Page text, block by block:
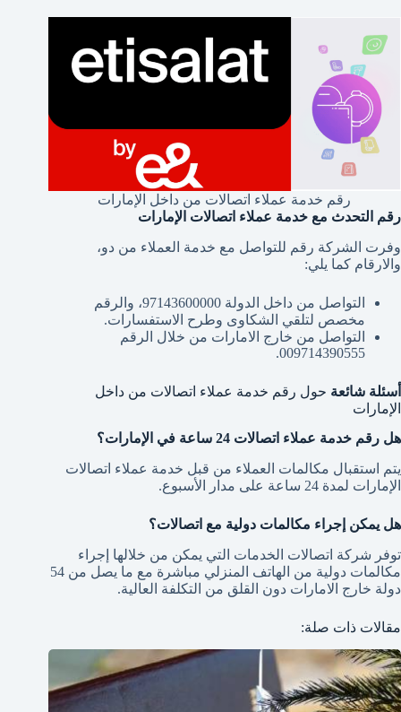
رقم خدمة عملاء اتصالات من داخل الإمارات
رقم التحدث مع خدمة عملاء اتصالات الإمارات
وفرت الشركة رقم للتواصل مع خدمة العملاء من دو،
والارقام كما يلي:
التواصل من داخل الدولة 97143600000، والرقم
مخصص لتلقي الشكاوى وطرح الاستفسارات.
التواصل من خارج الامارات من خلال الرقم
009714390555.
أسئلة شائعة حول رقم خدمة عملاء اتصالات من داخل
الإمارات
هل رقم خدمة عملاء اتصالات 24 ساعة في الإمارات؟
يتم استقبال مكالمات العملاء من قبل خدمة عملاء اتصالات
الإمارات لمدة 24 ساعة على مدار الأسبوع.
هل يمكن إجراء مكالمات دولية مع اتصالات؟
توفر شركة اتصالات الخدمات التي يمكن من خلالها إجراء
مكالمات دولية من الهاتف المنزلي مباشرة مع ما يصل من 54
دولة خارج الامارات دون القلق من التكلفة العالية.
مقالات ذات صلة: